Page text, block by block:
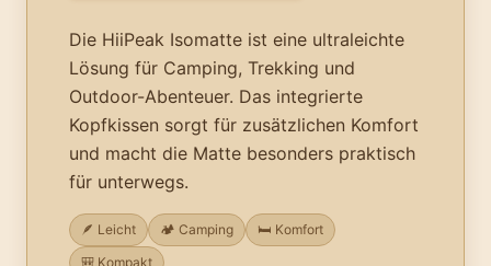
Die HiiPeak Isomatte ist eine ultraleichte
Lösung für Camping, Trekking und
Outdoor-Abenteuer. Das integrierte
Kopfkissen sorgt für zusätzlichen Komfort
und macht die Matte besonders praktisch
für unterwegs.
🪶 Leicht 🏕️ Camping
🛏️ Komfort
🎒 Kompakt